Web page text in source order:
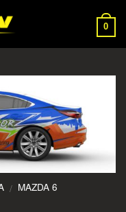
0
/ MAZDA 6